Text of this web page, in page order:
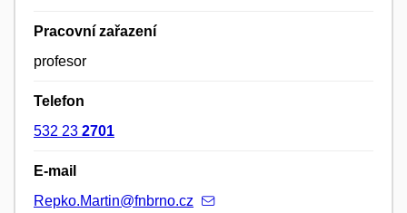
Pracovní zařazení
profesor
Telefon
532 23 2701
E-mail
Repko.Martin@fnbrno.cz